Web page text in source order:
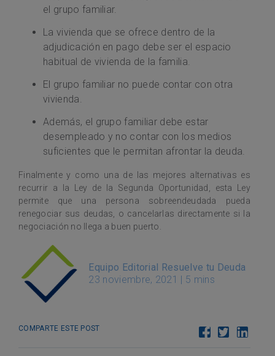
el grupo familiar.
La vivienda que se ofrece dentro de la
adjudicación en pago debe ser el espacio
habitual de vivienda de la familia.
El grupo familiar no puede contar con otra
vivienda.
Además, el grupo familiar debe estar
desempleado y no contar con los medios
suficientes que le permitan afrontar la deuda.
Finalmente y como una de las mejores alternativas es
recurrir a la Ley de la Segunda Oportunidad, esta Ley
permite que una persona sobreendeudada pueda
renegociar sus deudas, o cancelarlas directamente si la
negociación no llega a buen puerto.
Equipo Editorial Resuelve tu Deuda
23 noviembre, 2021 | 5 mins
COMPARTE ESTE POST